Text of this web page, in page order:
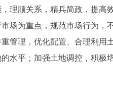
京
顺关系，精兵简政，提高效
场为重点，规范市场行为，
管理，优化配置、合理利用
水平；加强土地调控，积极